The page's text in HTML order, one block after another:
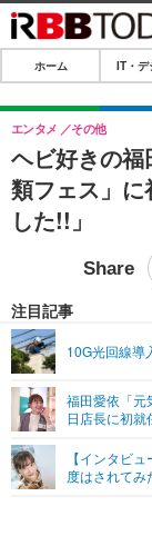
ホーム
IT・デジタル
IT・デジタ
ショッピ
SPEED TEST
エンタメ
エンタメ
音楽
グラビア
ペット
その他
リリース一覧
プッシュ通知の停
ホーム IT・
ヘビ好きの
類フェス」
した!!」
エンタメ その他
注目記事
10G光回線導
福田愛依「元
日店長に初就
【インタビ
度はされてみ